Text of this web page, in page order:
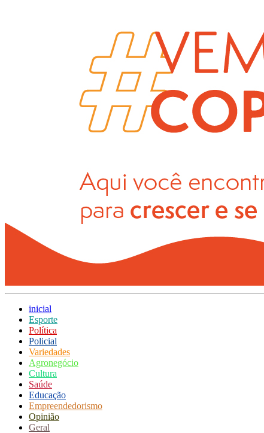
inicial
Esporte
Política
Policial
Variedades
Agronegócio
Cultura
Saúde
Educação
Empreendedorismo
Opinião
Geral